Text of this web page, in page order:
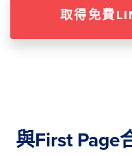
取得免費
與First Page